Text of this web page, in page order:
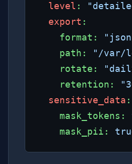
level :
export :
    format:
    path:
"/var/
    rotate:
    retention:
sensitive_data :
    mask_tokens:
    mask_pii: